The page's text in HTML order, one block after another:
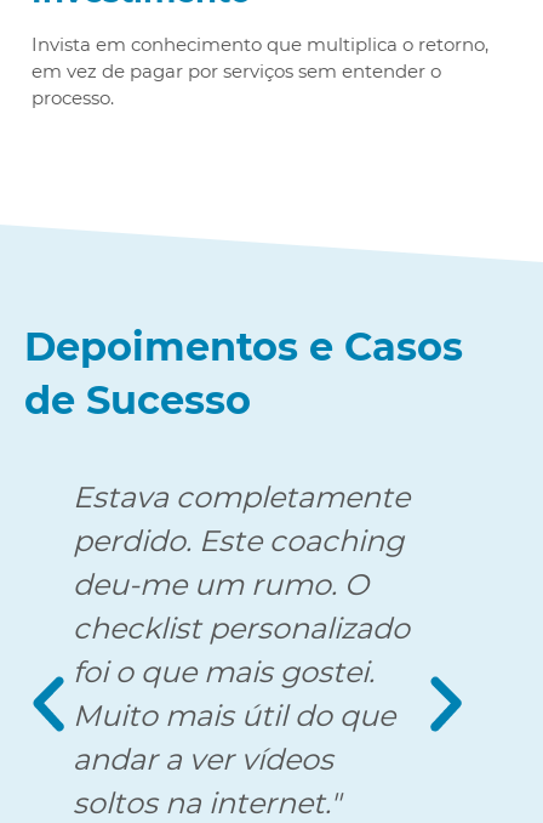
Invista em conhecimento que multiplica o retorno,
em vez de pagar por serviços sem entender o
processo.
Depoimentos e Casos
de Sucesso
Estava completamente
perdido. Este coaching
deu-me um rumo. O
checklist personalizado
foi o que mais gostei.
Muito mais útil do que
andar a ver vídeos
soltos na internet."